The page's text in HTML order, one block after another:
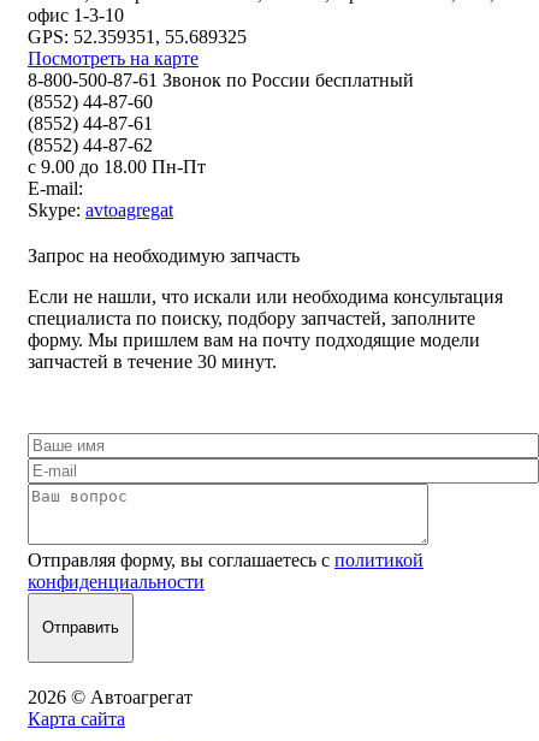
офис 1-3-10
GPS: 52.359351, 55.689325
Посмотреть на карте
8-800-500-87-61 Звонок по России бесплатный
(8552) 44-87-60
(8552) 44-87-61
(8552) 44-87-62
с 9.00 до 18.00 Пн-Пт
E-mail:
Skype: avtoagregat
Запрос на необходимую запчасть
Если не нашли, что искали или необходима консультация
специалиста по поиску, подбору запчастей, заполните
форму. Мы пришлем вам на почту подходящие модели
запчастей в течение 30 минут.
Отправляя форму, вы соглашаетесь с политикой
конфиденциальности
2026 © Автоагрегат
Карта сайта